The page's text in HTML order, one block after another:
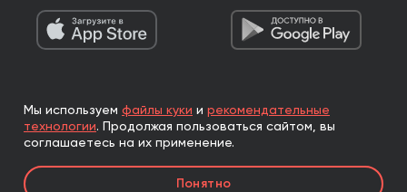
2026, ООО «Альпина Паблишер»
Все права защищены
Книги реализуются ООО «Альпина Паблишер»
по договору комиссии с ООО «Альпина нон-фикшн»,
Мы используем файлы куки и рекомендательные
технологии. Продолжая пользоваться сайтом, вы
соглашаетесь на их применение.
Понятно